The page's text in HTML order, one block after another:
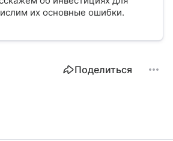
их основные ошибки.
Поделиться